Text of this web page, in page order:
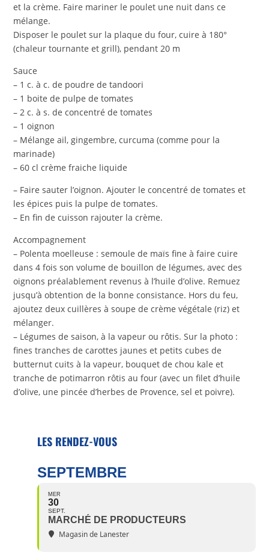
et la crème. Faire mariner le poulet une nuit dans ce
mélange.
Disposer le poulet sur la plaque du four, cuire à 180°
(chaleur tournante et grill), pendant 20 m
Sauce
– 1 c. à c. de poudre de tandoori
– 1 boite de pulpe de tomates
– 2 c. à s. de concentré de tomates
– 1 oignon
– Mélange ail, gingembre, curcuma (comme pour la
marinade)
– 60 cl crème fraiche liquide
– Faire sauter l’oignon. Ajouter le concentré de tomates et
les épices puis la pulpe de tomates.
– En fin de cuisson rajouter la crème.
Accompagnement
– Polenta moelleuse : semoule de maïs fine à faire cuire
dans 4 fois son volume de bouillon de légumes, avec des
oignons préalablement revenus à l’huile d’olive. Remuez
jusqu’à obtention de la bonne consistance. Hors du feu,
ajoutez deux cuillères à soupe de crème végétale (riz) et
mélanger.
– Légumes de saison, à la vapeur ou rôtis. Sur la photo :
fines tranches de carottes jaunes et petits cubes de
butternut cuits à la vapeur, bouquet de chou kale et
tranche de potimarron rôtis au four (avec un filet d’huile
d’olive, une pincée d’herbes de Provence, sel et poivre).
LES RENDEZ-VOUS
SEPTEMBRE
MER
30
SEPT.
MARCHÉ DE PRODUCTEURS
Magasin de Lanester